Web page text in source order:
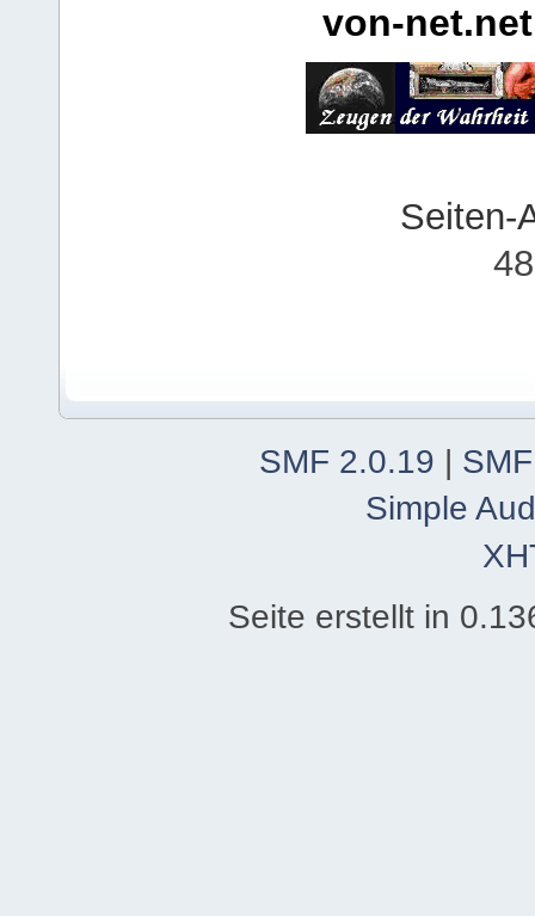
von-net.net
Seiten-
SMF 2.0.19
Simple
Seite erstellt in